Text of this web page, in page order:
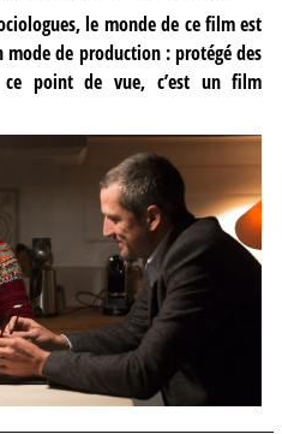
le monde de ce film est
mode de production : protégé des
point de vue, c’est un film